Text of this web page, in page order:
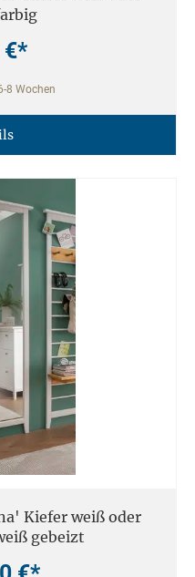
€*
8 Wochen
Kiefer weiß oder
gebeizt